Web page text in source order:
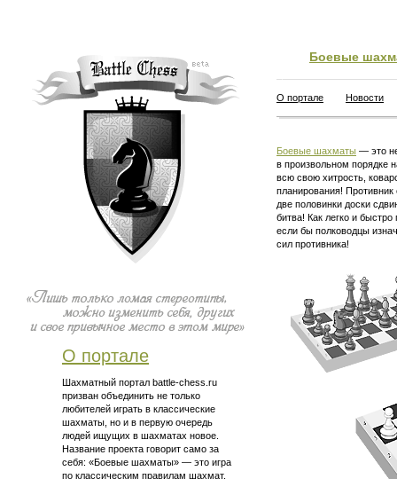
О портале
Шахматный портал battle-chess.ru
призван объединить не только
любителей играть в классические
шахматы, но и в первую очередь
людей ищущих в шахматах новое.
Название проекта говорит само за
себя: «Боевые шахматы» — это игра
по классическим правилам шахмат,
Боевые
О портале Новости
Боевые шахматы — это
в произвольном порядке
всю свою хитрость,
планирования!
две половинки доски
битва! Как легко и
если бы полководцы
сил противника!